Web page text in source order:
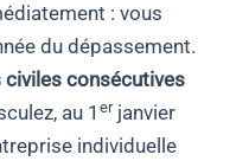
: vous
du dépassement.
civiles consécutives
au 1 erjanvier
individuelle